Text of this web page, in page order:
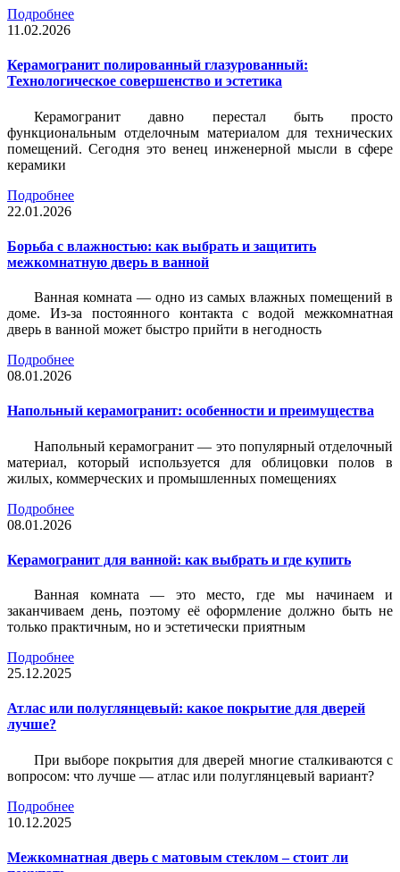
Подробнее
11.02.2026
Керамогранит полированный глазурованный:
Технологическое совершенство и эстетика
Керамогранит давно перестал быть просто
функциональным отделочным материалом для технических
помещений. Сегодня это венец инженерной мысли в сфере
керамики
Подробнее
22.01.2026
Борьба с влажностью: как выбрать и защитить
межкомнатную дверь в ванной
Ванная комната — одно из самых влажных помещений в
доме. Из-за постоянного контакта с водой межкомнатная
дверь в ванной может быстро прийти в негодность
Подробнее
08.01.2026
Напольный керамогранит: особенности и преимущества
Напольный керамогранит — это популярный отделочный
материал, который используется для облицовки полов в
жилых, коммерческих и промышленных помещениях
Подробнее
08.01.2026
Керамогранит для ванной: как выбрать и где купить
Ванная комната — это место, где мы начинаем и
заканчиваем день, поэтому её оформление должно быть не
только практичным, но и эстетически приятным
Подробнее
25.12.2025
Атлас или полуглянцевый: какое покрытие для дверей
лучше?
При выборе покрытия для дверей многие сталкиваются с
вопросом: что лучше — атлас или полуглянцевый вариант?
Подробнее
10.12.2025
Межкомнатная дверь с матовым стеклом – стоит ли